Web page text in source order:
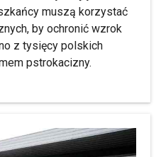
muszą korzystać
by ochronić wzrok
z tysięcy polskich
pstrokacizny.